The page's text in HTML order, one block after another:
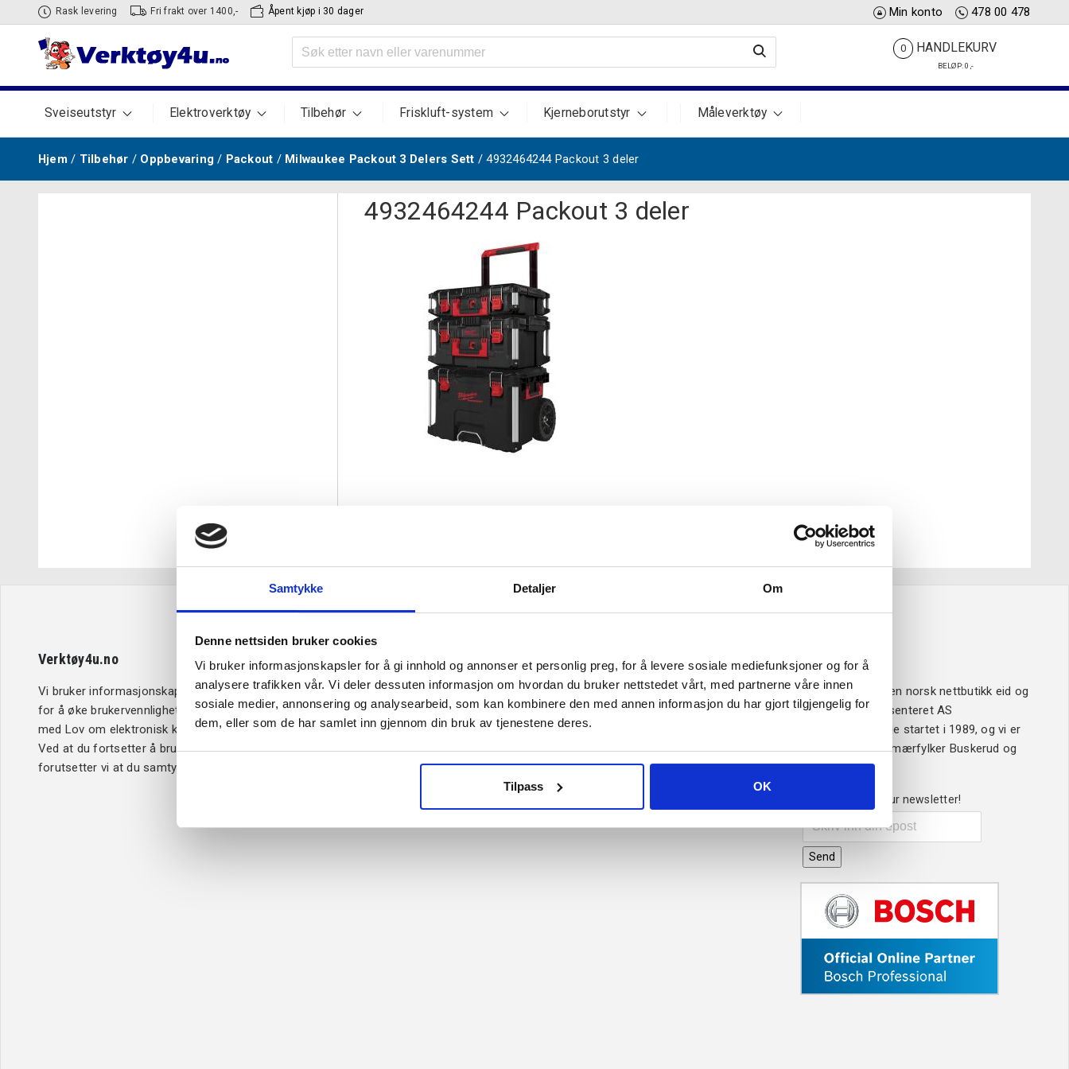
Samtykke Detaljer Om
Denne nettsiden bruker cookies
Vi bruker informasjonskapsler for å gi innhold og annonser et personlig preg, for å levere sosiale mediefunksjoner og for å
analysere trafikken vår. Vi deler dessuten informasjon om hvordan du bruker nettstedet vårt, med partnerne våre innen
sosiale medier, annonsering og analysearbeid, som kan kombinere den med annen informasjon du har gjort tilgjengelig for
dem, eller som de har samlet inn gjennom din bruk av tjenestene deres.
Tilpass OK
til
innhold
Rask levering Fri frakt over 1400,- Åpent kjøp i 30 dager Min konto 478 00 478
Søk
etter:
0 HANDLEKURV
BELØP:0 ,-
Sveiseutstyr Elektroverktøy Tilbehør Friskluft-system Kjerneborutstyr Måleverktøy
Hjem / Tilbehør / Oppbevaring / Packout / Milwaukee Packout 3 Delers Sett / 4932464244 Packout 3 deler
4932464244 Packout 3 deler
Verktøy4u.no
Vi bruker informasjonskapsler (cookies)
for å øke brukervennligheten i samsvar
med Lov om elektronisk kommunikasjon.
Ved at du fortsetter å bruke Verktøy4u.no,
forutsetter vi at du samtykker til dette.
Kundeservice
Retur og bytte
Betaling
Kjøpsbetingelser
Leveringsinformasjon
Informasjon
Om Verktøy4u.no
Merker
Informasjon om cookies
Min konto
Om oss
Verktøy4u.no er en norsk nettbutikk eid og
drevet av Sveisesenteret AS
Sveisesenteret ble startet i 1989, og vi er
ledende i våre primærfylker Buskerud og
Vestfold.
Sign up for our newsletter!
Send